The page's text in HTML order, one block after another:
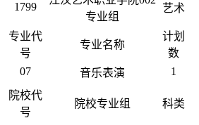
1799
专业组
艺术
专业代
号
专业名称
计划
数
07 音乐表演
1
院校代
号
院校专业组 科类